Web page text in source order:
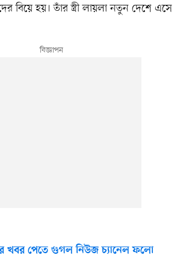
বিয়ে হয়। তাঁর স্ত্রী লায়লা নতুন দেশে এসে
খবর পেতে গুগল নিউজ চ্যানেল ফলো